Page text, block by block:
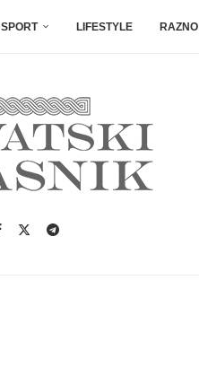
SPORT LIFESTYLE RAZNO